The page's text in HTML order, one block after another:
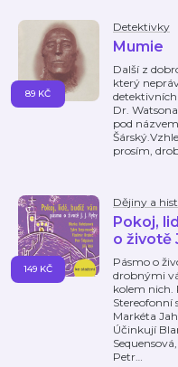
Detektivky
Mumie
Další z
který
detektivních
Dr.
pod
prosím,
89 KČ
Dějiny a
Pokoj,
o životě
Pásmo o
drobnými
kolem nich.
Stereofonní
Markéta
Účinkují
Petr…
149 KČ